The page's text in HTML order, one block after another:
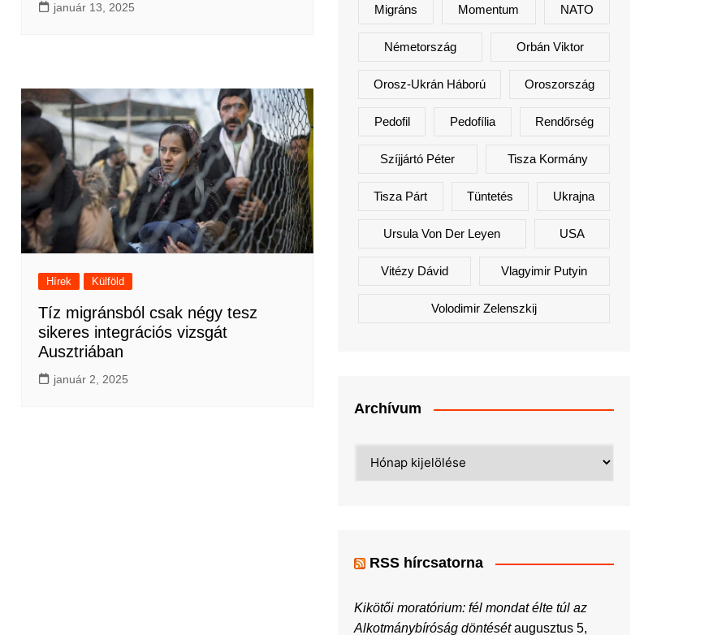
január 13, 2025
Hírek Külföld
Tíz migránsból csak négy tesz
sikeres integrációs vizsgát
Ausztriában
január 2, 2025
Migráns Momentum NATO
Németország Orbán Viktor
Orosz-Ukrán Háború Oroszország
Pedofil Pedofília Rendőrség
Szíjjártó Péter Tisza Kormány
Tisza Párt Tüntetés Ukrajna
Ursula Von Der Leyen USA
Vitézy Dávid Vlagyimir Putyin
Volodimir Zelenszkij
Archívum
RSS hírcsatorna
Kikötői moratórium: fél mondat élte túl az
Alkotmánybíróság döntését augusztus 5,